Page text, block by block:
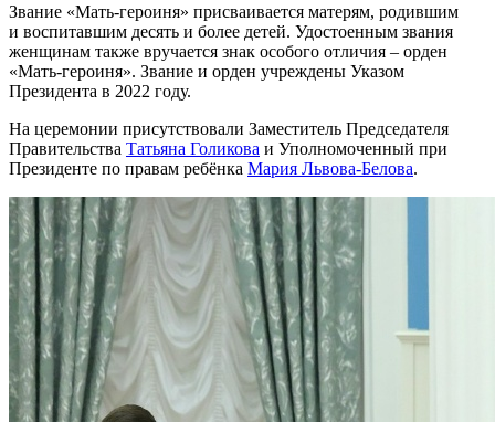
Звание «Мать-героиня» присваивается матерям, родившим
и воспитавшим десять и более детей. Удостоенным звания
женщинам также вручается знак особого отличия – орден
«Мать-героиня». Звание и орден учреждены Указом
Президента в 2022 году.
На церемонии присутствовали Заместитель Председателя
Правительства Татьяна Голикова и Уполномоченный при
Президенте по правам ребёнка Мария Львова-Белова.